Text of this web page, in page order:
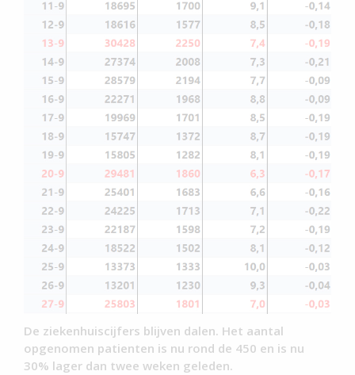
De ziekenhuiscijfers blijven dalen. Het aantal
opgenomen patienten is nu rond de 450 en is nu
30% lager dan twee weken geleden.